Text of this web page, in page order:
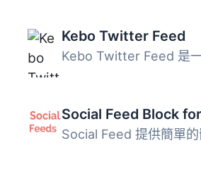
Kebo Twitter Feed
Social Feed Block